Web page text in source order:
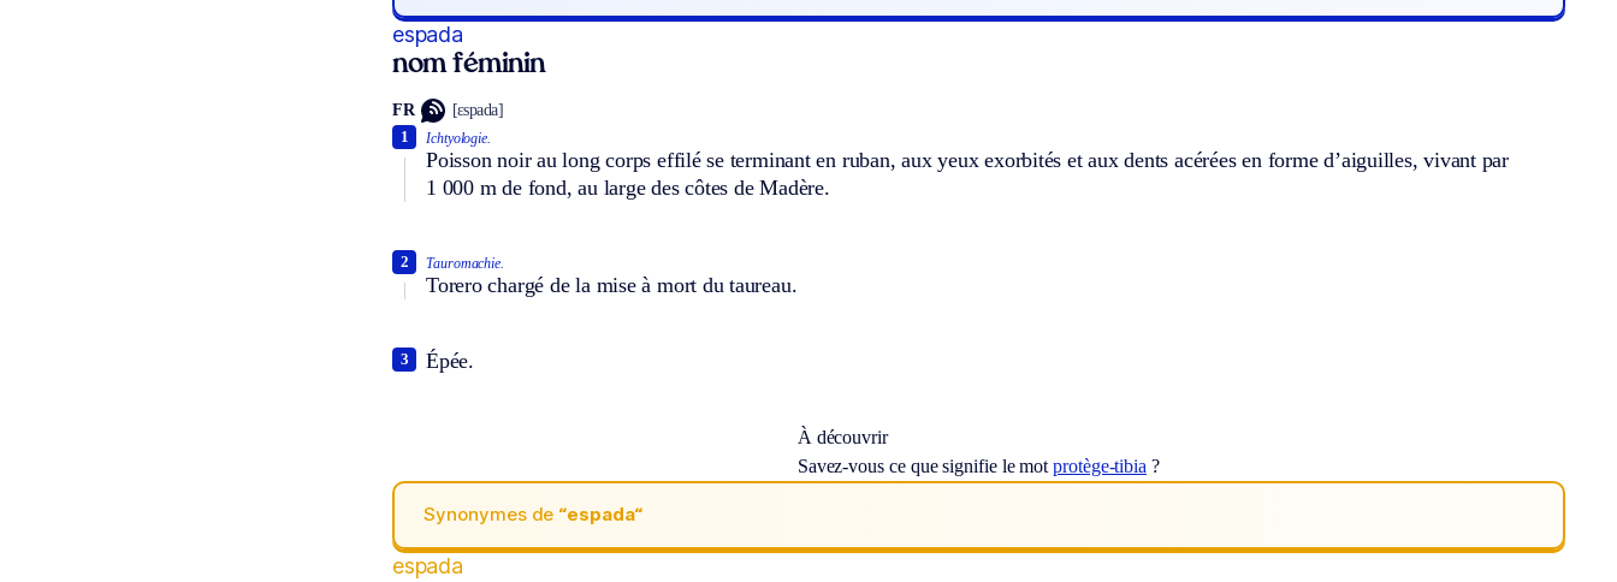
espada
nom féminin
FR [ɛspada]
Ichtyologie.
Poisson noir au long corps effilé se terminant en ruban, aux yeux exorbités et aux dents acérées en forme d’aiguilles, vivant par
1 000 m de fond, au large des côtes de Madère.
1
Tauromachie.
Torero chargé de la mise à mort du taureau.
2
Épée.
3
À découvrir
Savez-vous ce que signifie le motprotège-tibia ?
Synonymes de “espada“
espada